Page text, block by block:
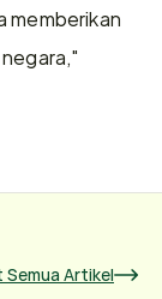
memberikan
Semua Artikel